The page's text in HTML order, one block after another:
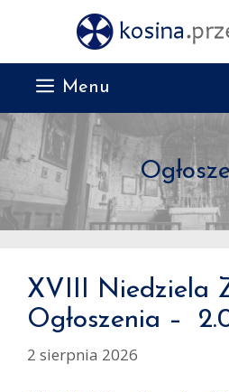
Menu
XVIII Niedziela
Ogłoszenia –
2 sierpnia 2026